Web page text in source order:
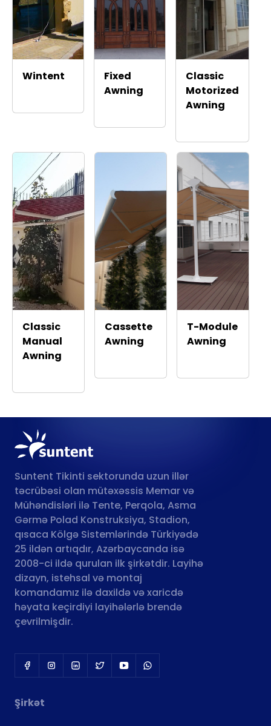
Wintent
Fixed
Awning
Classic
Motorized
Awning
Classic
Manual
Awning
Cassette
Awning
T-Module
Awning
Suntent Tikinti sektorunda uzun illər
təcrübəsi olan mütəxəssis Memar və
Mühəndisləri ilə Tente, Perqola, Asma
Gərmə Polad Konstruksiya, Stadion,
qısaca Kölgə Sistemlərində Türkiyədə
25 ildən artıqdır, Azərbaycanda isə
2008-ci ildə qurulan ilk şirkətdir. Layihə
dizayn, istehsal və montaj
komandamız ilə daxildə və xaricdə
həyata keçirdiyi layihələrlə brendə
çevrilmişdir.
Şirkət